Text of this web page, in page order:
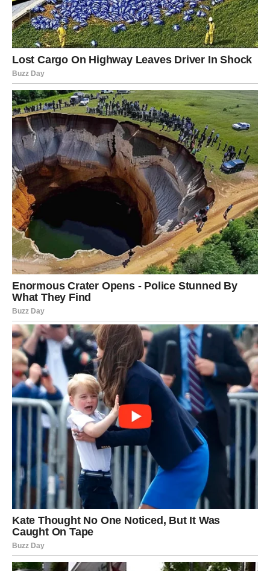
prođe previše vremena. Potrebno je mnogo više pažnje i
empatije kako bi djeca znala da nisu sami, da nisu samo „ona
koja se mora nositi sa svime“.
Avina smrt postaje još jedan poziv na akciju, da budemo
pažljiviji, da obratimo pažnju na sitne signale i da svojim
ponašanjem oblikujemo sigurnu okolinu za svu djecu. Iako je
Ava napustila ovaj svijet, njena priča može biti ono što pokrene
promjene u životima drugih. Neka nas podsjeti da nikad ne
smijemo zanemariti patnju, jer čak i najtiši plač može biti poziv
za pomoć.